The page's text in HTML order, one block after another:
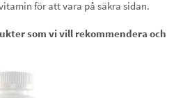
för att vara på säkra sidan.
som vi vill rekommendera och